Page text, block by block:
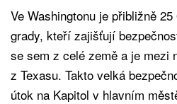
Ve Washingtonu je přibližně
grady, kteří zajišťují
se sem z celé země a je mezi
z Texasu. Takto velká
útok na Kapitol v hlavním